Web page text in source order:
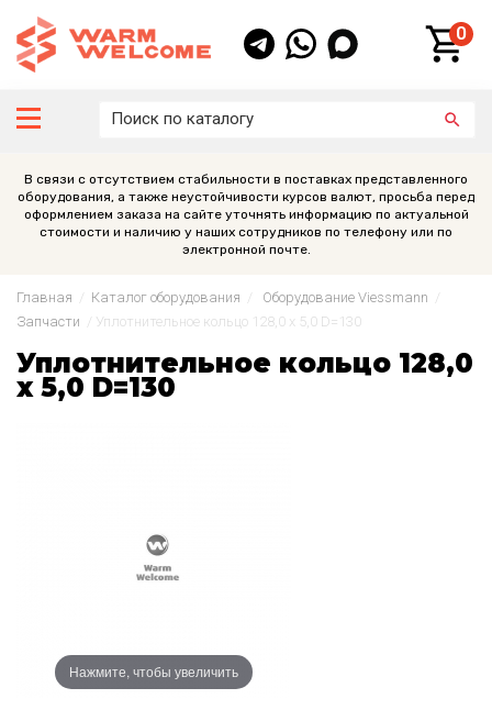
0
В связи с отсутствием стабильности в поставках представленного
оборудования, а также неустойчивости курсов валют, просьба перед
оформлением заказа на сайте уточнять информацию по актуальной
стоимости и наличию у наших сотрудников по телефону или по
электронной почте.
Главная Каталог оборудования Оборудование Viessmann
Запчасти
Уплотнительное кольцо 128,0 x 5,0 D=130
Уплотнительное кольцо 128,0
x 5,0 D=130
Нажмите, чтобы увеличить